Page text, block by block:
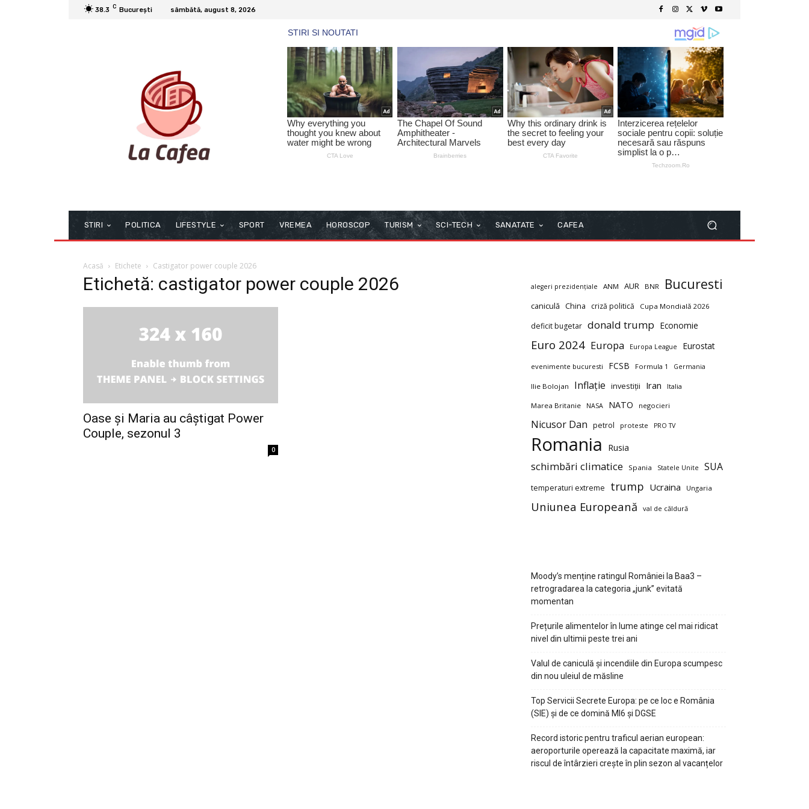
38.3 C București sâmbătă, august 8, 2026
STIRI POLITICA LIFESTYLE SPORT VREMEA HOROSCOP TURISM SCI-TECH SANATATE CAFEA
Acasă Etichete Castigator power couple 2026
Etichetă: castigator power couple 2026
Oase și Maria au câștigat Power
Couple, sezonul 3
0
alegeri prezidențiale ANM AUR BNR Bucuresti
caniculă China criză politică Cupa Mondială 2026
deficit bugetar donald trump Economie
Euro 2024 Europa Europa League Eurostat
evenimente bucuresti FCSB Formula 1 Germania
Ilie Bolojan Inflație investiții Iran Italia
Marea Britanie NASA NATO negocieri
Nicusor Dan petrol proteste PRO TV
Romania Rusia
schimbări climatice Spania Statele Unite SUA
temperaturi extreme trump Ucraina Ungaria
Uniunea Europeană val de căldură
Moody’s menține ratingul României la Baa3 –
retrogradarea la categoria „junk” evitată
momentan
Prețurile alimentelor în lume atinge cel mai ridicat
nivel din ultimii peste trei ani
Valul de caniculă și incendiile din Europa scumpesc
din nou uleiul de măsline
Top Servicii Secrete Europa: pe ce loc e România
(SIE) și de ce domină MI6 și DGSE
Record istoric pentru traficul aerian european:
aeroporturile operează la capacitate maximă, iar
riscul de întârzieri crește în plin sezon al vacanțelor